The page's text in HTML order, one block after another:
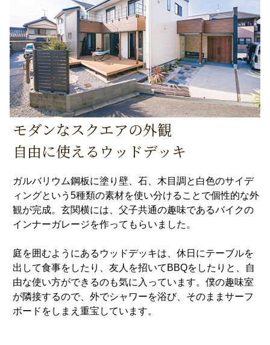
モダンなスクエアの外観
自由に使えるウッドデッキ
ガルバリウム鋼板に塗り壁、石、木目調と白色のサイデ
ィングという5種類の素材を使い分けることで個性的な外
観が完成。玄関横には、父子共通の趣味であるバイクの
インナーガレージを作ってもらいました。
庭を囲むようにあるウッドデッキは、休日にテーブルを
出して食事をしたり、友人を招いてBBQをしたりと、自
由な使い方ができるのも気に入っています。僕の趣味室
が隣接するので、外でシャワーを浴び、そのままサーフ
ボードをしまえ重宝しています。